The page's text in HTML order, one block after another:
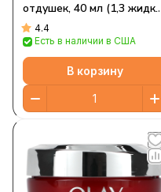
отдушек, 40 мл (1,3 жидк.
Унции)
4.4
Есть в наличии в США
В корзину